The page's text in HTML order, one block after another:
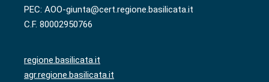
PEC: AOO-giunta@cert.regione.basilicata.it
C.F. 80002950766
regione.basilicata.it
agr.regione.basilicata.it